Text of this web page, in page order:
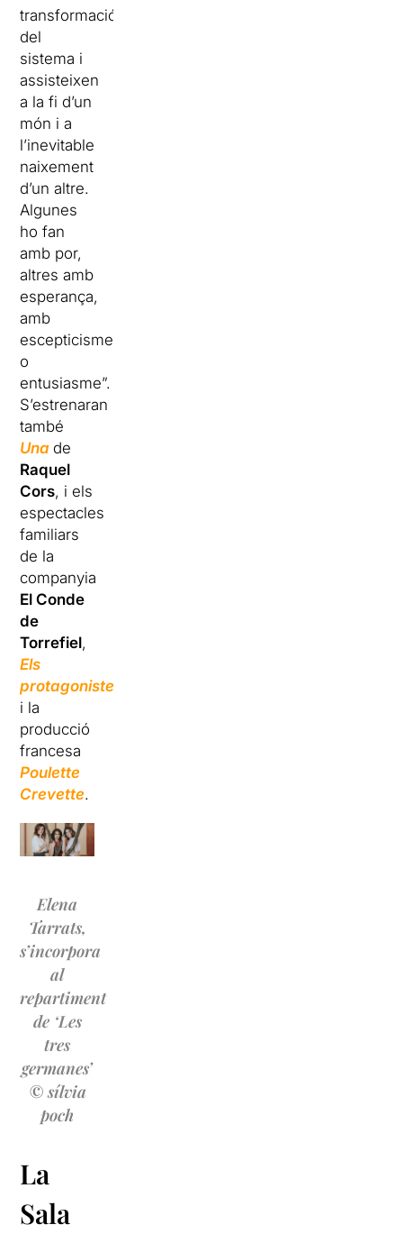
transformació
del
sistema i
assisteixen
a la fi d’un
món i a
l’inevitable
naixement
d’un altre.
Algunes
ho fan
amb por,
altres amb
esperança,
amb
escepticisme
o
entusiasme”.
S’estrenaran
també
Una de
Raquel
Cors, i els
espectacles
familiars
de la
companyia
El Conde
de
Torrefiel,
Els
protagonistes
i la
producció
francesa
Poulette
Crevette.
Elena
Tarrats,
s’incorpora
al
repartiment
de ‘Les
tres
germanes’
© sílvia
poch
La
Sala